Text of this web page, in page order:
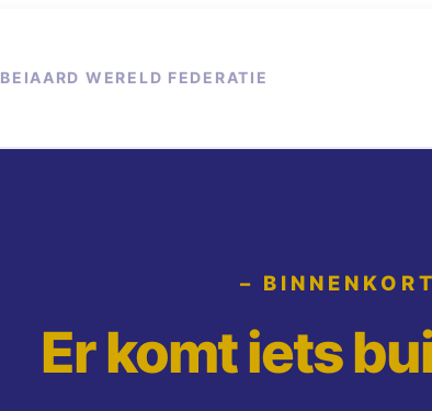
BEIAARD WERELD FEDERATIE
–
Er komt iets